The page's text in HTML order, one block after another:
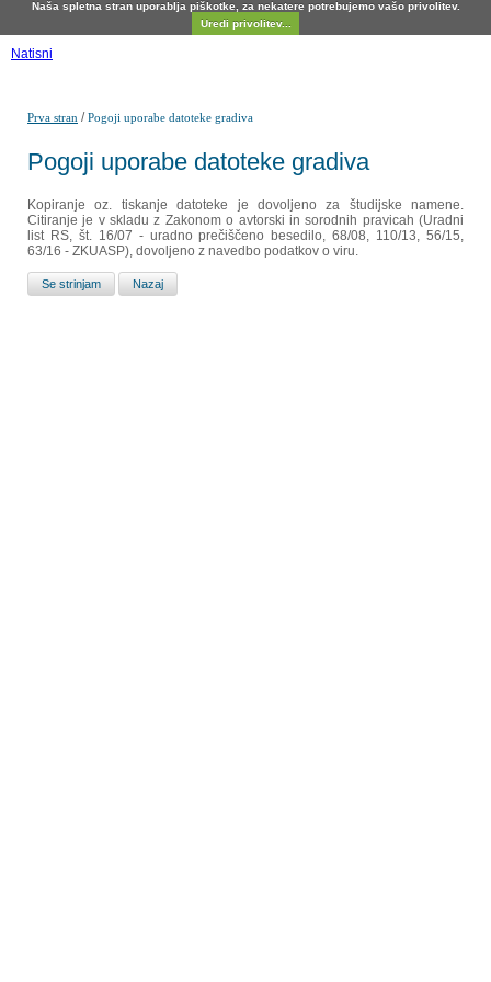
Naša spletna stran uporablja piškotke, za nekatere potrebujemo vašo privolitev.
Uredi privolitev...
Natisni
Prva stran /Pogoji uporabe datoteke gradiva
Pogoji uporabe datoteke gradiva
Kopiranje oz. tiskanje datoteke je dovoljeno za študijske namene.
Citiranje je v skladu z Zakonom o avtorski in sorodnih pravicah (Uradni
list RS, št. 16/07 - uradno prečiščeno besedilo, 68/08, 110/13, 56/15,
63/16 - ZKUASP), dovoljeno z navedbo podatkov o viru.